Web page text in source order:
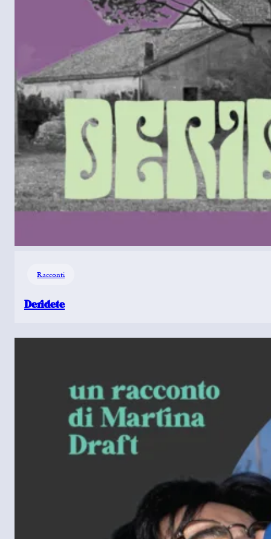
Racconti
Deridete